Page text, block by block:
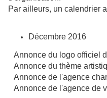
Par ailleurs, un calendrier
Décembre 2016
Annonce du logo officiel
Annonce du thème
Annonce de l'agence
Annonce de l'agence de